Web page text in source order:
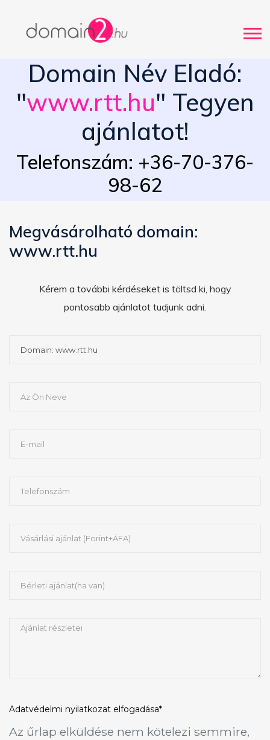
Domain Név Eladó:
"www.rtt.hu" Tegyen
ajánlatot!
Telefonszám: +36-70-376-
98-62
Megvásárolható domain:
www.rtt.hu
Kérem a további kérdéseket is töltsd ki, hogy
pontosabb ajánlatot tudjunk adni.
Adatvédelmi nyilatkozat elfogadása*
Az űrlap elküldése nem kötelezi semmire,